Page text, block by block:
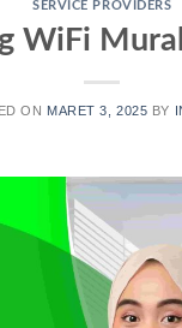
SERVICE PROVIDERS
WiFi
ON MARET 3, 2025 BY